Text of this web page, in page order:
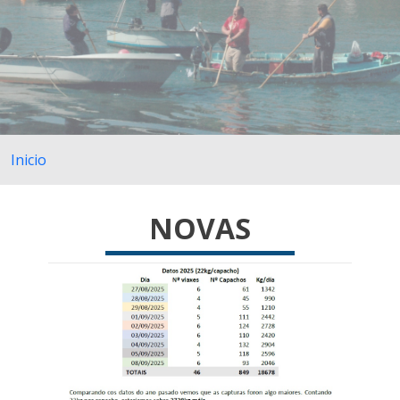
Inicio
NOVAS